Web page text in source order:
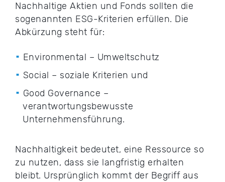
Nachhaltige Aktien und Fonds sollten die
sogenannten ESG-Kriterien erfüllen. Die
Abkürzung steht für:
Environmental – Umweltschutz
Social – soziale Kriterien und
Good Governance –
verantwortungsbewusste
Unternehmensführung.
Nachhaltigkeit bedeutet, eine Ressource so
zu nutzen, dass sie langfristig erhalten
bleibt. Ursprünglich kommt der Begriff aus